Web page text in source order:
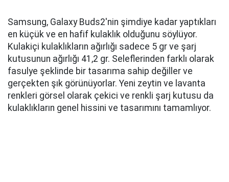
Samsung, Galaxy Buds2'nin şimdiye kadar yaptıkları
en küçük ve en hafif kulaklık olduğunu söylüyor.
Kulakiçi kulaklıkların ağırlığı sadece 5 gr ve şarj
kutusunun ağırlığı 41,2 gr. Seleflerinden farklı olarak
fasulye şeklinde bir tasarıma sahip değiller ve
gerçekten şık görünüyorlar. Yeni zeytin ve lavanta
renkleri görsel olarak çekici ve renkli şarj kutusu da
kulaklıkların genel hissini ve tasarımını tamamlıyor.